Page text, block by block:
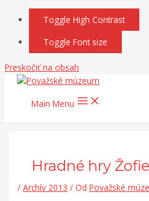
Toggle High Contrast
Toggle Font size
Preskočiť na obsah
Main Menu
Hradné hry
/Archív 2013 / Od Považské